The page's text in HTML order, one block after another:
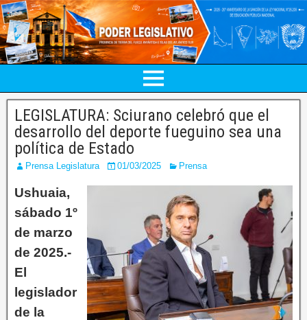
LEGISLATURA: Sciurano celebró que el
desarrollo del deporte fueguino sea una
política de Estado
Prensa Legislatura 01/03/2025 Prensa
Ushuaia,
sábado 1º
de marzo
de 2025.-
El
legislador
de la